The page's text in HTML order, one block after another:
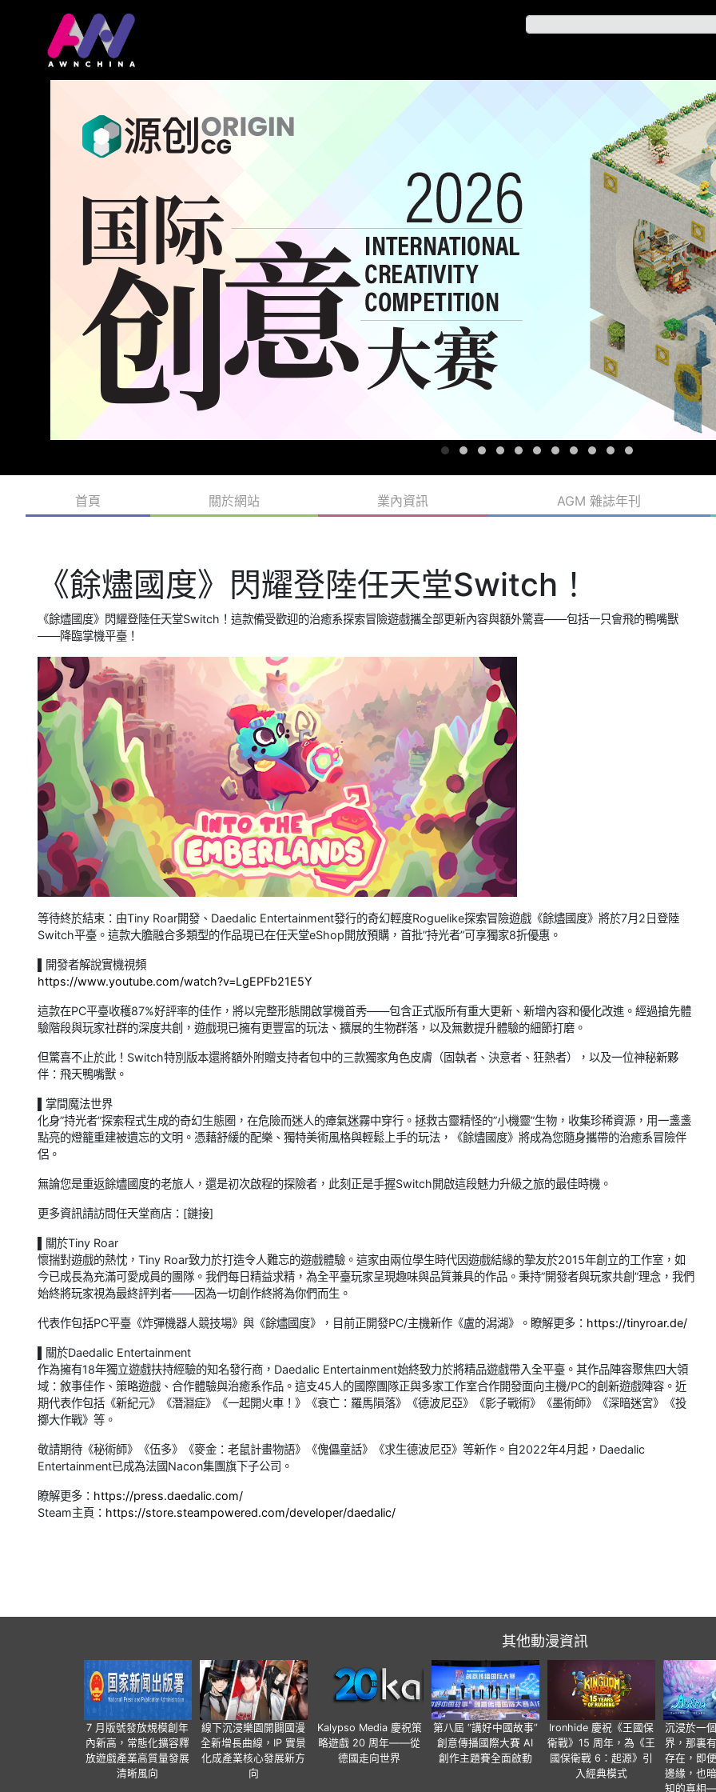
首頁 關於網站 業內資訊 AGM 雜誌年刊
《餘燼國度》閃耀登陸任天堂Switch！
《餘燼國度》閃耀登陸任天堂Switch！這款備受歡迎的治癒系探索冒險遊戲攜全部更新內容與額外驚喜——包括一只會飛的鴨嘴獸
——降臨掌機平臺！
等待終於結束：由Tiny Roar開發、Daedalic Entertainment發行的奇幻輕度Roguelike探索冒險遊戲《餘燼國度》將於7月2日登陸
Switch平臺。這款大膽融合多類型的作品現已在任天堂eShop開放預購，首批”持光者”可享獨家8折優惠。
▌開發者解說實機視頻
https://www.youtube.com/watch?v=LgEPFb21E5Y
這款在PC平臺收穫87%好評率的佳作，將以完整形態開啟掌機首秀——包含正式版所有重大更新、新增內容和優化改進。經過搶先體
驗階段與玩家社群的深度共創，遊戲現已擁有更豐富的玩法、擴展的生物群落，以及無數提升體驗的細節打磨。
但驚喜不止於此！Switch特別版本還將額外附贈支持者包中的三款獨家角色皮膚（固執者、決意者、狂熱者），以及一位神秘新夥
伴：飛天鴨嘴獸。
▌掌間魔法世界
化身”持光者”探索程式生成的奇幻生態圈，在危險而迷人的瘴氣迷霧中穿行。拯救古靈精怪的”小機靈”生物，收集珍稀資源，用一盞盞
點亮的燈籠重建被遺忘的文明。憑藉舒緩的配樂、獨特美術風格與輕鬆上手的玩法，《餘燼國度》將成為您隨身攜帶的治癒系冒險伴
侶。
無論您是重返餘燼國度的老旅人，還是初次啟程的探險者，此刻正是手握Switch開啟這段魅力升級之旅的最佳時機。
更多資訊請訪問任天堂商店：[鏈接]
▌關於Tiny Roar
懷揣對遊戲的熱忱，Tiny Roar致力於打造令人難忘的遊戲體驗。這家由兩位學生時代因遊戲結緣的摯友於2015年創立的工作室，如
今已成長為充滿可愛成員的團隊。我們每日精益求精，為全平臺玩家呈現趣味與品質兼具的作品。秉持”開發者與玩家共創”理念，我們
始終將玩家視為最終評判者——因為一切創作終將為你們而生。
代表作包括PC平臺《炸彈機器人競技場》與《餘燼國度》，目前正開發PC/主機新作《盧的潟湖》。瞭解更多： https://tinyroar.de/
▌關於Daedalic Entertainment
作為擁有18年獨立遊戲扶持經驗的知名發行商，Daedalic Entertainment始終致力於將精品遊戲帶入全平臺。其作品陣容聚焦四大領
域：敘事佳作、策略遊戲、合作體驗與治癒系作品。這支45人的國際團隊正與多家工作室合作開發面向主機/PC的創新遊戲陣容。近
期代表作包括《新紀元》《潛淵症》《一起開火車！》《衰亡：羅馬隕落》《德波尼亞》《影子戰術》《墨術師》《深暗迷宮》《投
擲大作戰》等。
敬請期待《秘術師》《伍多》《麥金：老鼠計畫物語》《傀儡童話》《求生德波尼亞》等新作。自2022年4月起，Daedalic
Entertainment已成為法國Nacon集團旗下子公司。
瞭解更多： https://press.daedalic.com/
Steam主頁： https://store.steampowered.com/developer/daedalic/
其他動漫資訊
7 月版號發放規模創年
內新高，常態化擴容釋
放遊戲產業高質量發展
清晰風向
線下沉浸樂園開闢國漫
全新增長曲線，IP 實景
化成產業核心發展新方
向
Kalypso Media 慶祝策
略遊戲 20 周年——從
德國走向世界
第八屆 “講好中國故事”
創意傳播國際大賽 AI
創作主題賽全面啟動
Ironhide 慶祝《王國保
衛戰》15 周年，為《王
國保衛戰 6：起源》引
入經典模式
沉浸於一
界，那裏
存在，即
邊緣，也
知的真相